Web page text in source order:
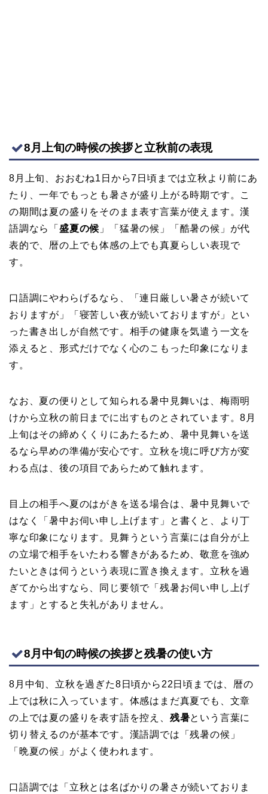
8月上旬の時候の挨拶と立秋前の表現
8月上旬、おおむね1日から7日頃までは立秋より前にあ
たり、一年でもっとも暑さが盛り上がる時期です。こ
の期間は夏の盛りをそのまま表す言葉が使えます。漢
語調なら「 盛夏の候 」「猛暑の候」「酷暑の候」が代
表的で、暦の上でも体感の上でも真夏らしい表現で
す。
口語調にやわらげるなら、「連日厳しい暑さが続いて
おりますが」「寝苦しい夜が続いておりますが」とい
った書き出しが自然です。相手の健康を気遣う一文を
添えると、形式だけでなく心のこもった印象になりま
す。
なお、夏の便りとして知られる暑中見舞いは、梅雨明
けから立秋の前日までに出すものとされています。8月
上旬はその締めくくりにあたるため、暑中見舞いを送
るなら早めの準備が安心です。立秋を境に呼び方が変
わる点は、後の項目であらためて触れます。
目上の相手へ夏のはがきを送る場合は、暑中見舞いで
はなく「暑中お伺い申し上げます」と書くと、より丁
寧な印象になります。見舞うという言葉には自分が上
の立場で相手をいたわる響きがあるため、敬意を強め
たいときは伺うという表現に置き換えます。立秋を過
ぎてから出すなら、同じ要領で「残暑お伺い申し上げ
ます」とすると失礼がありません。
8月中旬の時候の挨拶と残暑の使い方
8月中旬、立秋を過ぎた8日頃から22日頃までは、暦の
上では秋に入っています。体感はまだ真夏でも、文章
の上では夏の盛りを表す語を控え、 残暑という言葉に
切り替えるのが基本です。漢語調では「残暑の候」
「晩夏の候」がよく使われます。
口語調では「立秋とは名ばかりの暑さが続いておりま